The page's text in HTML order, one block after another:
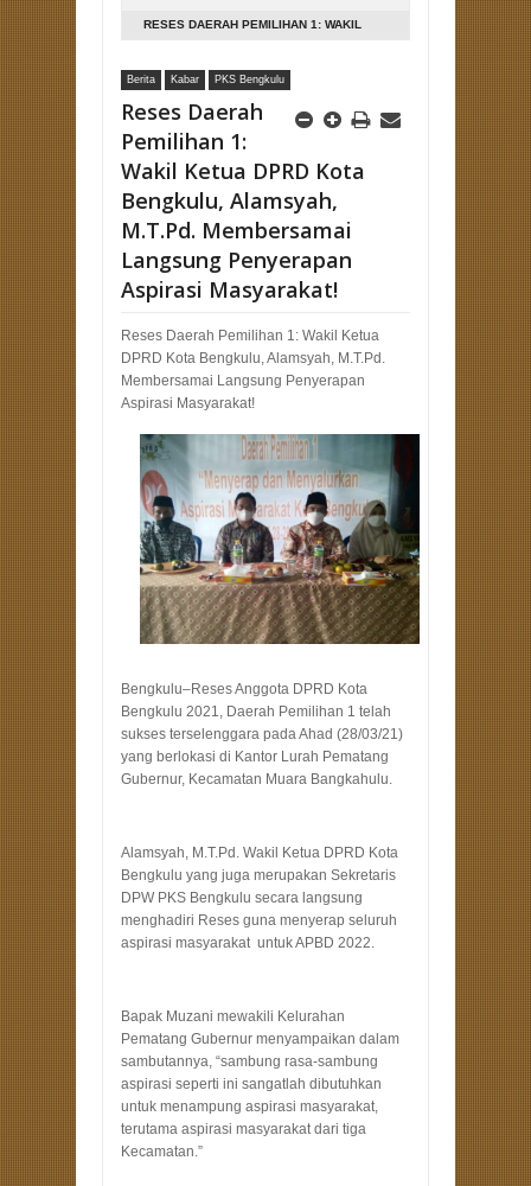
RESES DAERAH PEMILIHAN 1: WAKIL
ALAMSYAH, M.T.PD. MEMBERSAMAI
LANGSUNG PENYERAPAN ASPIRASI
MASYARAKAT!
Berita Kabar PKS Bengkulu
Reses Daerah
Pemilihan 1:
Wakil Ketua DPRD Kota
Bengkulu, Alamsyah,
M.T.Pd. Membersamai
Langsung Penyerapan
Aspirasi Masyarakat!
Reses Daerah Pemilihan 1: Wakil Ketua
DPRD Kota Bengkulu, Alamsyah, M.T.Pd.
Membersamai Langsung Penyerapan
Aspirasi Masyarakat!
Bengkulu–Reses Anggota DPRD Kota
Bengkulu 2021, Daerah Pemilihan 1 telah
sukses terselenggara pada Ahad (28/03/21)
yang berlokasi di Kantor Lurah Pematang
Gubernur, Kecamatan Muara Bangkahulu.
Alamsyah, M.T.Pd. Wakil Ketua DPRD Kota
Bengkulu yang juga merupakan Sekretaris
DPW PKS Bengkulu secara langsung
menghadiri Reses guna menyerap seluruh
aspirasi masyarakat untuk APBD 2022.
Bapak Muzani mewakili Kelurahan
Pematang Gubernur menyampaikan dalam
sambutannya, “sambung rasa-sambung
aspirasi seperti ini sangatlah dibutuhkan
untuk menampung aspirasi masyarakat,
terutama aspirasi masyarakat dari tiga
Kecamatan.”